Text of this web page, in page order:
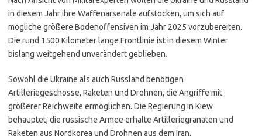
in diesem Jahr ihre Waffenarsenale aufstocken, um sich auf
mögliche größere Bodenoffensiven im Jahr 2025 vorzubereiten.
Die rund 1500 Kilometer lange Frontlinie ist in diesem Winter
bislang weitgehend unverändert geblieben.
Sowohl die Ukraine als auch Russland benötigen
Artilleriegeschosse, Raketen und Drohnen, die Angriffe mit
größerer Reichweite ermöglichen. Die Regierung in Kiew
behauptet, die russische Armee erhalte Artilleriegranaten und
Raketen aus Nordkorea und Drohnen aus dem Iran.